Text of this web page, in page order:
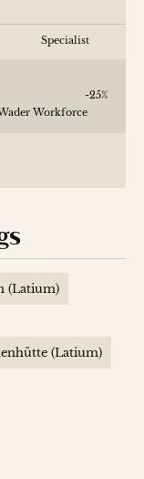
Specialist
-25%
Workforce
(Latium)
(Latium)